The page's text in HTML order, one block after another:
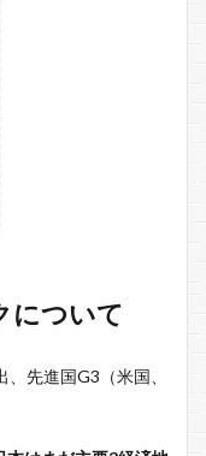
について
先進国G3（米国、